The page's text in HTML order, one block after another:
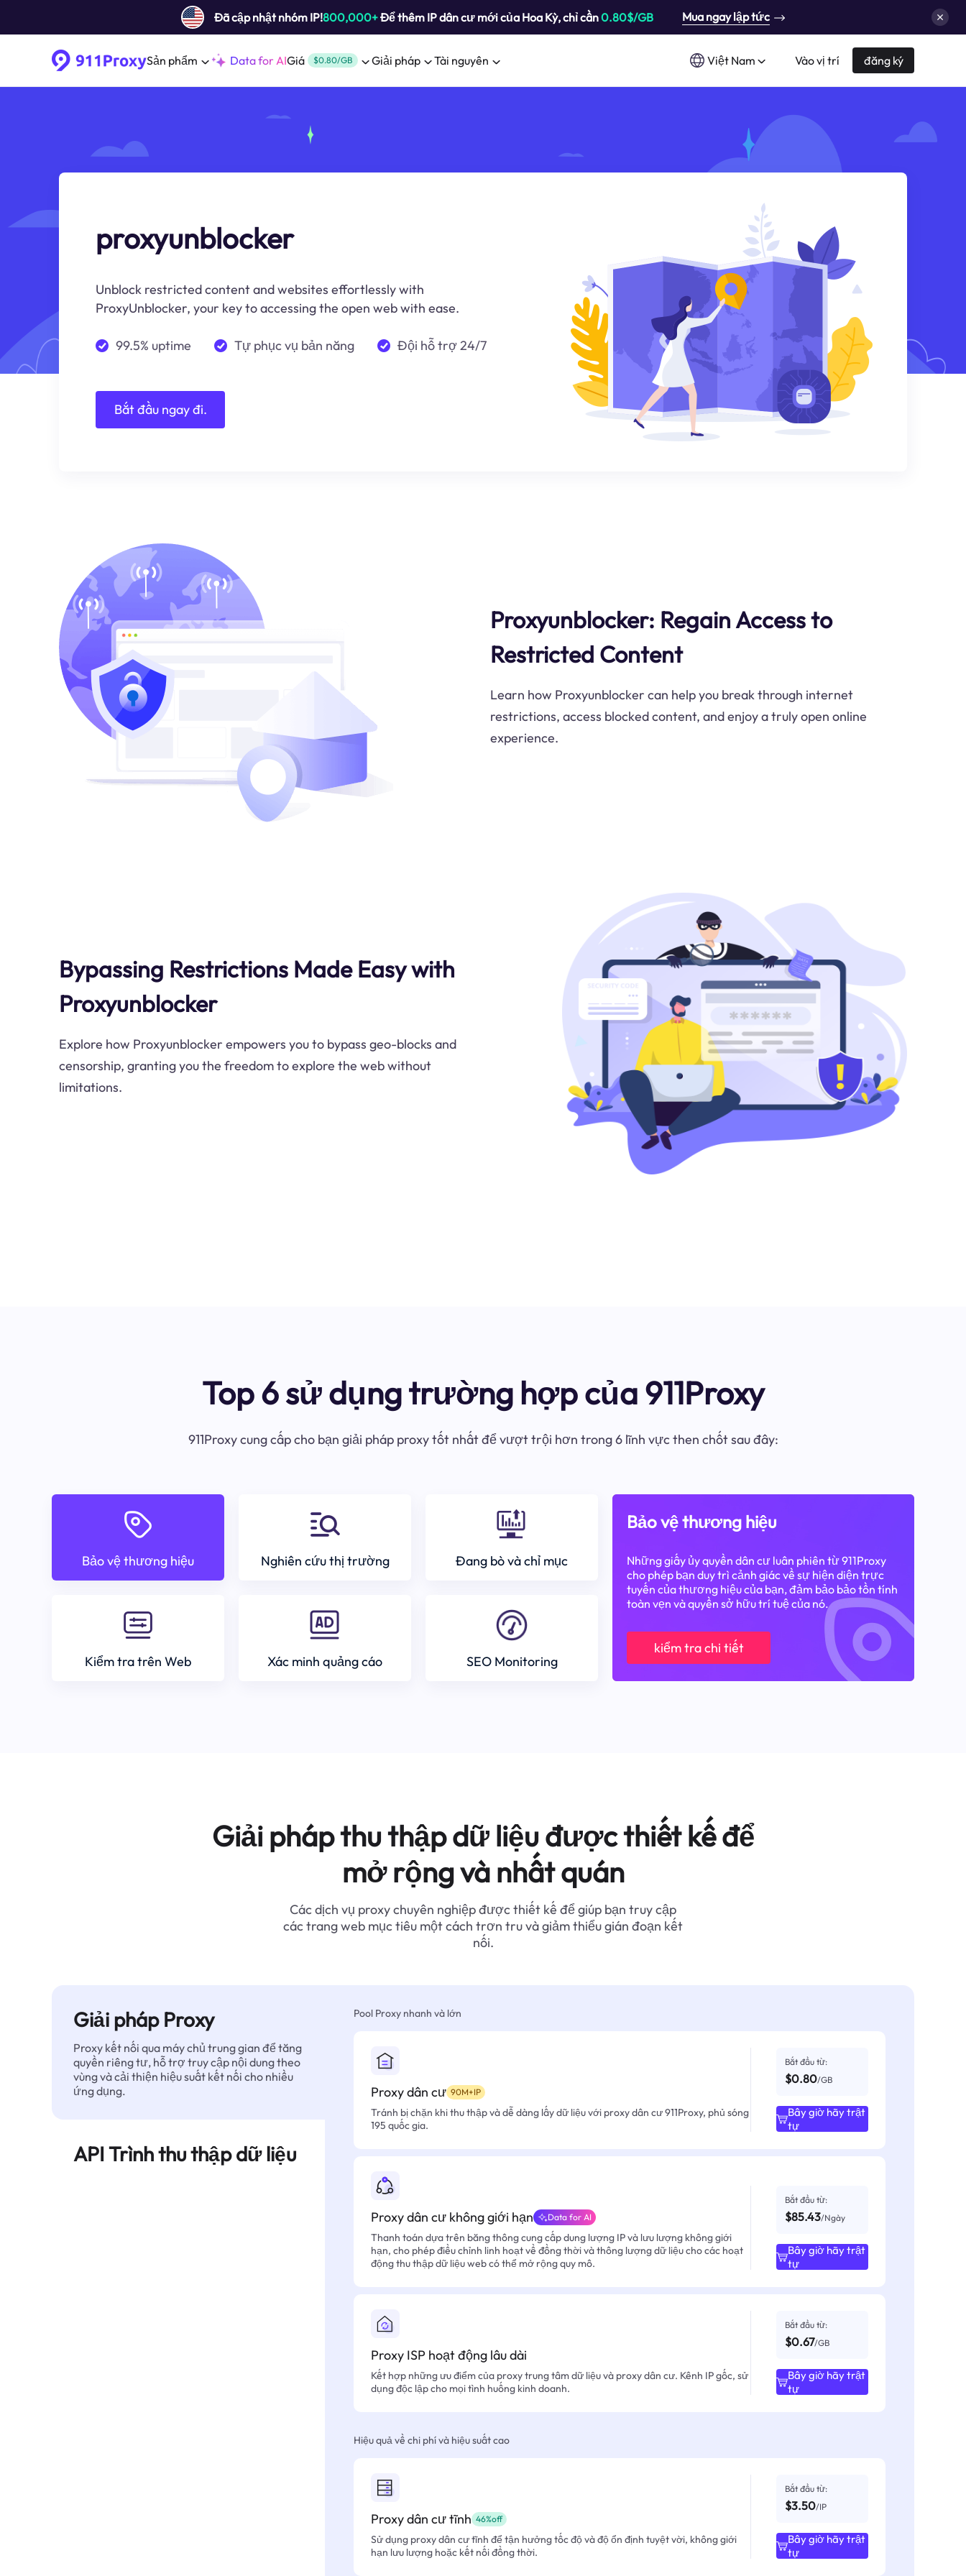
Đã cập nhật nhóm IP!800,000+Để thêm IP dân cư mới của Hoa Kỳ, chỉ cần0.80$/GB Mua ngay lập tức
Sản phẩm Data for AIGiá $0.80/GB Giải pháp Tài nguyên Việt Nam Vào vị trí đăng ký
proxyunblocker
Unblock restricted content and websites effortlessly with
ProxyUnblocker, your key to accessing the open web with ease.
99.5% uptime Tự phục vụ bản năng Đội hỗ trợ 24/7
Bắt đầu ngay đi.
Proxyunblocker: Regain Access to
Restricted Content
Learn how Proxyunblocker can help you break through internet
restrictions, access blocked content, and enjoy a truly open online
experience.
Bypassing Restrictions Made Easy with
Proxyunblocker
Explore how Proxyunblocker empowers you to bypass geo-blocks and
censorship, granting you the freedom to explore the web without
limitations.
Top 6 sử dụng trường hợp của 911Proxy
911Proxy cung cấp cho bạn giải pháp proxy tốt nhất để vượt trội hơn trong 6 lĩnh vực then chốt sau đây:
Bảo vệ thương hiệu Nghiên cứu thị trường Đang bò và chỉ mục
Kiểm tra trên Web Xác minh quảng cáo SEO Monitoring
Bảo vệ thương hiệu
Những giấy ủy quyền dân cư luân phiên từ 911Proxy
cho phép bạn duy trì cảnh giác về sự hiện diện trực
tuyến của thương hiệu của bạn, đảm bảo bảo tồn tính
toàn vẹn và quyền sở hữu trí tuệ của nó.
kiểm tra chi tiết
Giải pháp thu thập dữ liệu được thiết kế để
mở rộng và nhất quán
Các dịch vụ proxy chuyên nghiệp được thiết kế để giúp bạn truy cập
các trang web mục tiêu một cách trơn tru và giảm thiểu gián đoạn kết
nối.
Giải pháp Proxy
Proxy kết nối qua máy chủ trung gian để tăng
quyền riêng tư, hỗ trợ truy cập nội dung theo
vùng và cải thiện hiệu suất kết nối cho nhiều
ứng dụng.
API Trình thu thập dữ liệu
Pool Proxy nhanh và lớn
Proxy dân cư 90M+IP
Tránh bị chặn khi thu thập và dễ dàng lấy dữ liệu với proxy dân cư 911Proxy, phủ sóng
195 quốc gia.
Bắt đầu từ:
$0.80/GB
Bây giờ hãy trật
tự
Proxy dân cư không giới hạn Data for AI
Thanh toán dựa trên băng thông cung cấp dung lượng IP và lưu lượng không giới
hạn, cho phép điều chỉnh linh hoạt về đồng thời và thông lượng dữ liệu cho các hoạt
động thu thập dữ liệu web có thể mở rộng quy mô.
Bắt đầu từ:
$85.43/Ngày
Bây giờ hãy trật
tự
Proxy ISP hoạt động lâu dài
Kết hợp những ưu điểm của proxy trung tâm dữ liệu và proxy dân cư. Kênh IP gốc, sử
dụng độc lập cho mọi tình huống kinh doanh.
Bắt đầu từ:
$0.67/GB
Bây giờ hãy trật
tự
Hiệu quả về chi phí và hiệu suất cao
Proxy dân cư tĩnh 46%off
Sử dụng proxy dân cư tĩnh để tận hưởng tốc độ và độ ổn định tuyệt vời, không giới
hạn lưu lượng hoặc kết nối đồng thời.
Bắt đầu từ:
$3.50/IP
Bây giờ hãy trật
tự